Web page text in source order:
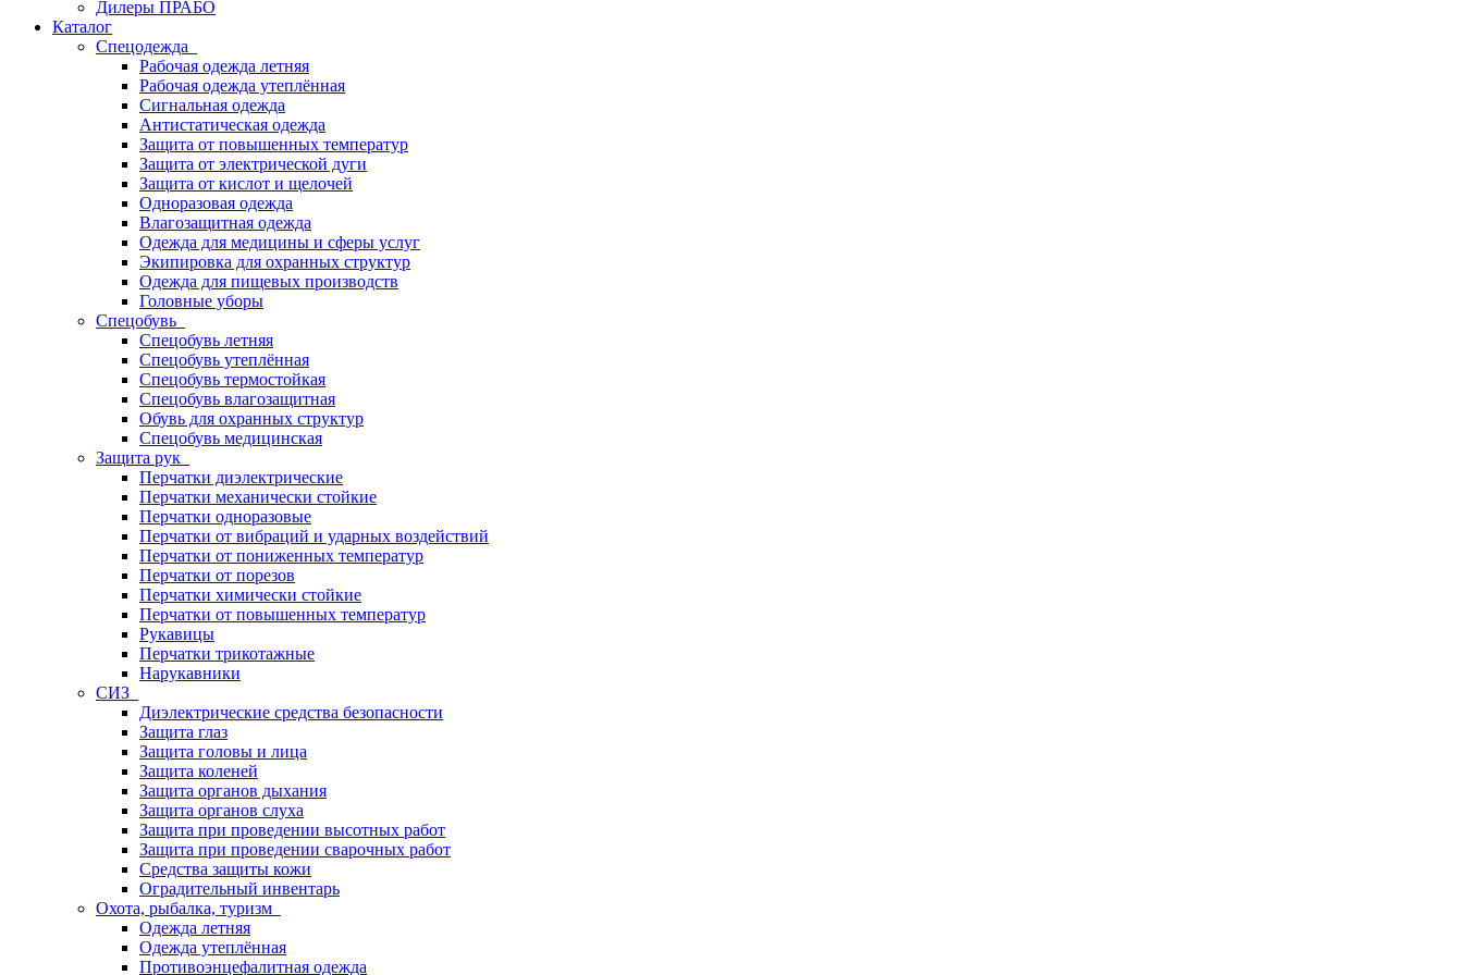
Дилеры ПРАБО
Каталог
Спецодежда
Рабочая одежда летняя
Рабочая одежда утеплённая
Сигнальная одежда
Антистатическая одежда
Защита от повышенных температур
Защита от электрической дуги
Защита от кислот и щелочей
Одноразовая одежда
Влагозащитная одежда
Одежда для медицины и сферы услуг
Экипировка для охранных структур
Одежда для пищевых производств
Головные уборы
Спецобувь
Спецобувь летняя
Спецобувь утеплённая
Спецобувь термостойкая
Спецобувь влагозащитная
Обувь для охранных структур
Спецобувь медицинская
Защита рук
Перчатки диэлектрические
Перчатки механически стойкие
Перчатки одноразовые
Перчатки от вибраций и ударных воздействий
Перчатки от пониженных температур
Перчатки от порезов
Перчатки химически стойкие
Перчатки от повышенных температур
Рукавицы
Перчатки трикотажные
Нарукавники
СИЗ
Диэлектрические средства безопасности
Защита глаз
Защита головы и лица
Защита коленей
Защита органов дыхания
Защита органов слуха
Защита при проведении высотных работ
Защита при проведении сварочных работ
Средства защиты кожи
Оградительный инвентарь
Охота, рыбалка, туризм
Одежда летняя
Одежда утеплённая
Противоэнцефалитная одежда